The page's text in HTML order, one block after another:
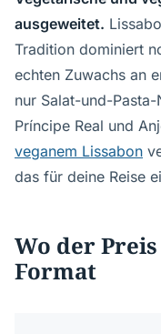
ausgeweitet.
Tradition dominiert
echten Zuwachs an
nur Salat-und-
Príncipe Real und
veganem Lissabon
das für deine Reise
Wo der
Format